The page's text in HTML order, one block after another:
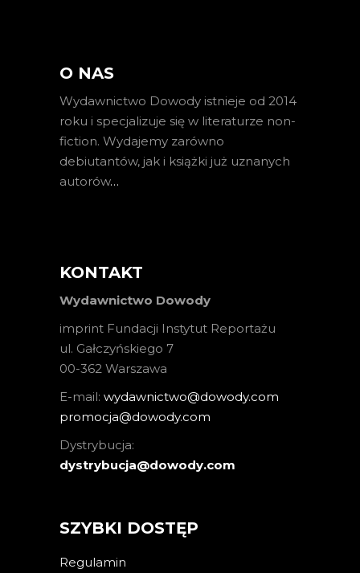
O NAS
Wydawnictwo Dowody istnieje od 2014
roku i specjalizuje się w literaturze non-
fiction. Wydajemy zarówno
debiutantów, jak i książki już uznanych
autorów…
KONTAKT
Wydawnictwo Dowody
imprint Fundacji Instytut Reportażu
ul. Gałczyńskiego 7
00-362 Warszawa
E-mail: wydawnictwo@dowody.com
promocja@dowody.com
Dystrybucja:
dystrybucja@dowody.com
SZYBKI DOSTĘP
Regulamin